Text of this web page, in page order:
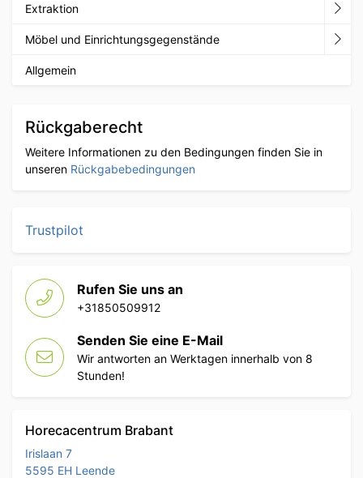
Extraktion
Möbel und Einrichtungsgegenstände
Allgemein
Rückgaberecht
Weitere Informationen zu den Bedingungen finden Sie in
unseren Rückgabebedingungen
Trustpilot
Rufen Sie uns an
+31850509912
Senden Sie eine E-Mail
Wir antworten an Werktagen innerhalb von 8
Stunden!
Horecacentrum Brabant
Irislaan 7
5595 EH Leende